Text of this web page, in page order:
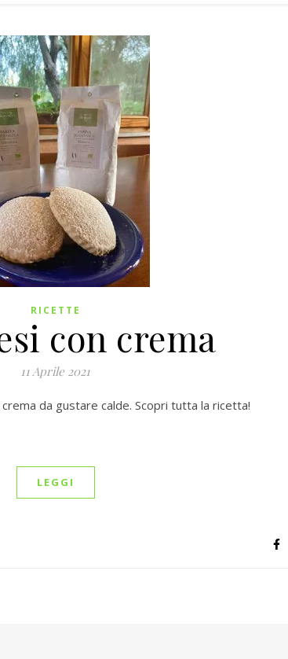
RICETTE
con crema
11 Aprile 2021
da gustare calde. Scopri tutta la ricetta!
LEGGI